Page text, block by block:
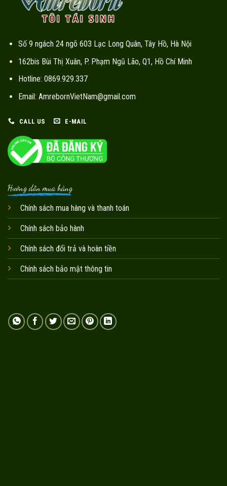
Số 9 ngách 24 ngõ 603 Lạc Long Quân, Tây Hồ, Hà Nội
162bis Bùi Thị Xuân, P. Phạm Ngũ Lão, Q1, Hồ Chí Minh
Hotline: 0869.929.337
Email: AmrebornVietNam@gmail.com
CALL US E-MAIL
Hướng dẫn mua hàng
Chính sách mua hàng và thanh toán
Chính sách bảo hành
Chính sách đổi trả và hoàn tiền
Chính sách bảo mật thông tin